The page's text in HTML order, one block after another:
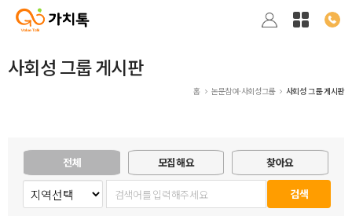
사회성 그룹 게시판
홈 논문참여·사회성그룹 사회성 그룹 게시판
전체 모집해요 찾아요